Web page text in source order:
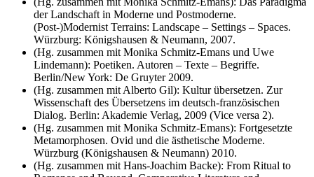
der Landschaft in Moderne und Postmoderne.
(Post-)Modernist Terrains: Landscape – Settings – Spaces.
Würzburg: Königshausen & Neumann, 2007.
(Hg. zusammen mit Monika Schmitz-Emans und Uwe
Lindemann): Poetiken. Autoren – Texte – Begriffe.
Berlin/New York: De Gruyter 2009.
(Hg. zusammen mit Alberto Gil): Kultur übersetzen. Zur
Wissenschaft des Übersetzens im deutsch-französischen
Dialog. Berlin: Akademie Verlag, 2009 (Vice versa 2).
(Hg. zusammen mit Monika Schmitz-Emans): Fortgesetzte
Metamorphosen. Ovid und die ästhetische Moderne.
Würzburg (Königshausen & Neumann) 2010.
(Hg. zusammen mit Hans-Joachim Backe): From Ritual to